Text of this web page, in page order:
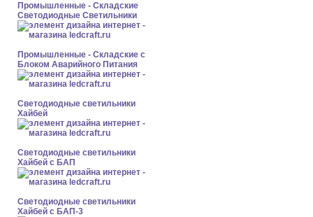
Промышленные - Складские
Светодиодные Светильники
Промышленные - Складские с
Блоком Аварийного Питания
Светодиодные светильники
Хайбей
Светодиодные светильники
Хайбей с БАП
Светодиодные светильники
Хайбей с БАП-3